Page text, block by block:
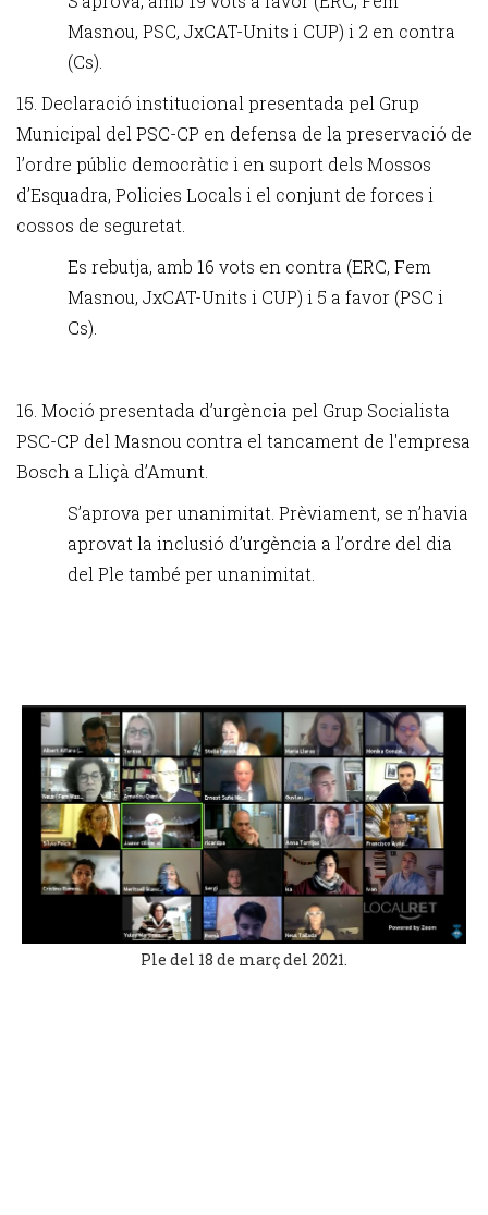
Masnou, PSC, JxCAT-Units i CUP) i 2 en contra
(Cs).
15. Declaració institucional presentada pel Grup
Municipal del PSC-CP en defensa de la preservació de
l’ordre públic democràtic i en suport dels Mossos
d’Esquadra, Policies Locals i el conjunt de forces i
cossos de seguretat.
Es rebutja, amb 16 vots en contra (ERC, Fem
Masnou, JxCAT-Units i CUP) i 5 a favor (PSC i
Cs).
16. Moció presentada d’urgència pel Grup Socialista
PSC-CP del Masnou contra el tancament de l'empresa
Bosch a Lliçà d’Amunt.
S’aprova per unanimitat. Prèviament, se n’havia
aprovat la inclusió d’urgència a l’ordre del dia
del Ple també per unanimitat.
Ple del 18 de març del 2021.